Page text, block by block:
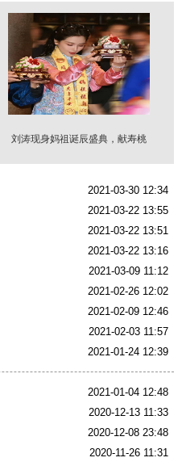
刘涛现身妈祖诞辰盛典，献寿桃
2021-03-30 12:34
2021-03-22 13:55
2021-03-22 13:51
2021-03-22 13:16
2021-03-09 11:12
2021-02-26 12:02
2021-02-09 12:46
2021-02-03 11:57
2021-01-24 12:39
2021-01-04 12:48
2020-12-13 11:33
2020-12-08 23:48
2020-11-26 11:31